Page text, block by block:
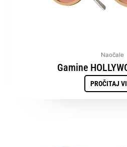
Naočale
Gamine
PROČITAJ